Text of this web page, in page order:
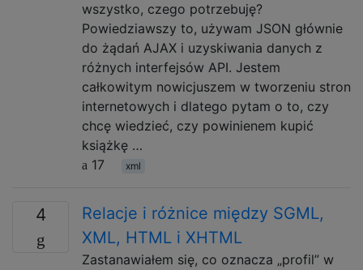
wszystko, czego potrzebuję?
Powiedziawszy to, używam JSON głównie
do żądań AJAX i uzyskiwania danych z
różnych interfejsów API. Jestem
całkowitym nowicjuszem w tworzeniu stron
internetowych i dlatego pytam o to, czy
chcę wiedzieć, czy powinienem kupić
książkę …
17
xml
4
Relacje i różnice między SGML,
XML, HTML i XHTML
Zastanawiałem się, co oznacza „profil” w